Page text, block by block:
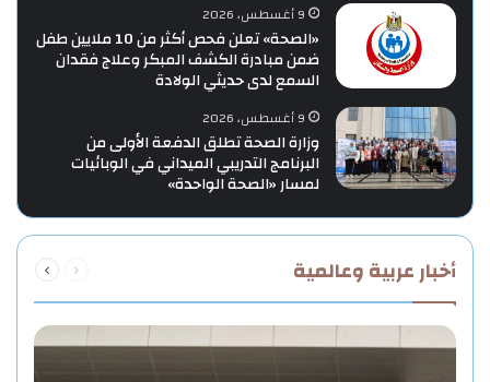
9 أغسطس، 2026
«الصحة» تعلن فحص أكثر من 10 ملايين طفل
ضمن مبادرة الكشف المبكر وعلاج فقدان
السمع لدى حديثي الولادة
9 أغسطس، 2026
وزارة الصحة تطلق الدفعة الأولى من
البرنامج التدريبي الميداني في الوبائيات
لمسار «الصحة الواحدة»
أخبار عربية وعالمية الصفحةالصفحة